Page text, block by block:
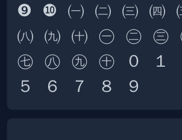
❾ ❿ ㈠ ㈡ ㈢ ㈣
㈧ ㈨ ㈩ ㊀ ㊁ ㊂
㊆ ㊇ ㊈ ㊉ ０ １